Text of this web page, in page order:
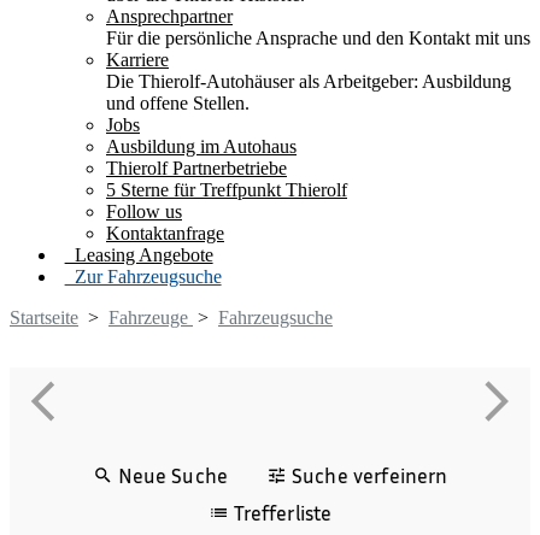
Ansprechpartner
Für die persönliche Ansprache und den Kontakt mit uns
Karriere
Die Thierolf-Autohäuser als Arbeitgeber: Ausbildung
und offene Stellen.
Jobs
Ausbildung im Autohaus
Thierolf Partnerbetriebe
5 Sterne für Treffpunkt Thierolf
Follow us
Kontaktanfrage
Leasing Angebote
Zur Fahrzeugsuche
Startseite > Fahrzeuge > Fahrzeugsuche
Neue Suche
Suche verfeinern
Trefferliste